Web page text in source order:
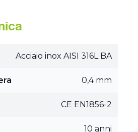
Acciaio inox AISI 316L BA
0,4 mm
CE EN1856-2
10 anni